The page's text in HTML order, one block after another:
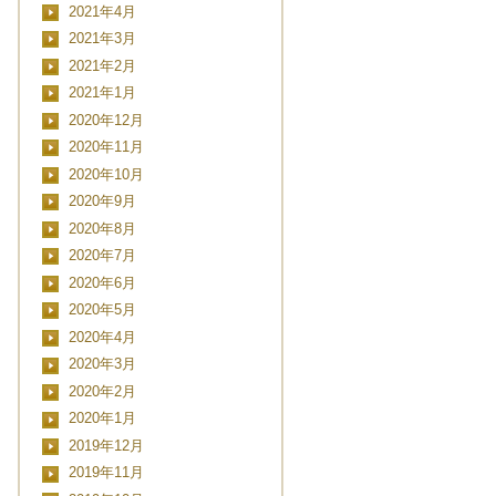
2021年4月
2021年3月
2021年2月
2021年1月
2020年12月
2020年11月
2020年10月
2020年9月
2020年8月
2020年7月
2020年6月
2020年5月
2020年4月
2020年3月
2020年2月
2020年1月
2019年12月
2019年11月